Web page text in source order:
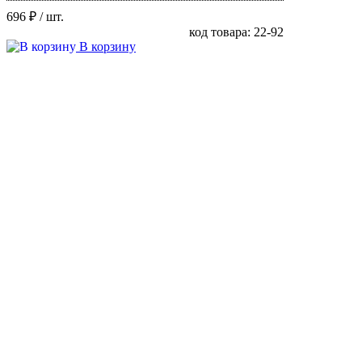
696 ₽ / шт.
код товара: 22-92
В корзину